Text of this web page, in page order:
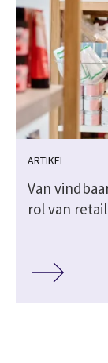
ARTIKEL
Van
rol van